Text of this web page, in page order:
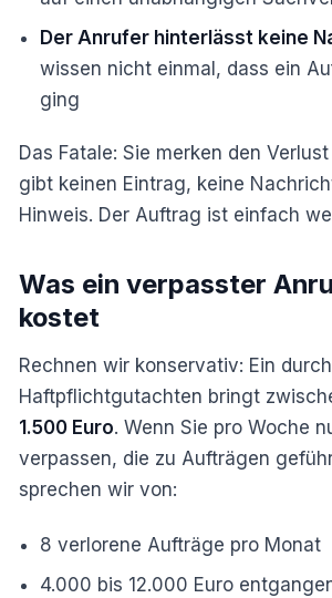
Der Anrufer hinterlässt keine
wissen nicht einmal, dass ein
ging
Das Fatale: Sie merken den
gibt keinen Eintrag, keine
Hinweis. Der Auftrag ist einfach
Was ein verpasster
kostet
Rechnen wir konservativ: Ein
Haftpflichtgutachten bringt
1.500 Euro. Wenn Sie pro Woche
verpassen, die zu Aufträgen
sprechen wir von:
8 verlorene Aufträge pro Monat
4.000 bis 12.000 Euro